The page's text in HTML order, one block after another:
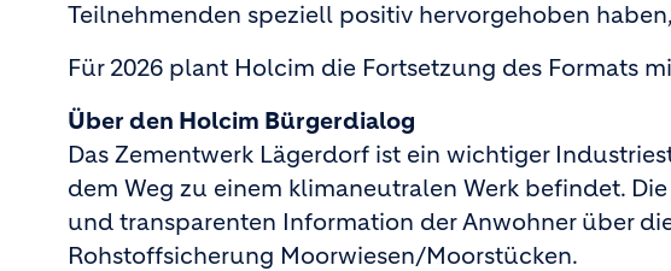
Teilnehmenden speziell positiv hervorgehoben
Für 2026 plant Holcim die Fortsetzung des Formats
Über den Holcim Bürgerdialog
Das Zementwerk Lägerdorf ist ein wichtiger
dem Weg zu einem klimaneutralen Werk befindet.
und transparenten Information der Anwohner über
Rohstoffsicherung Moorwiesen/Moorstücken.